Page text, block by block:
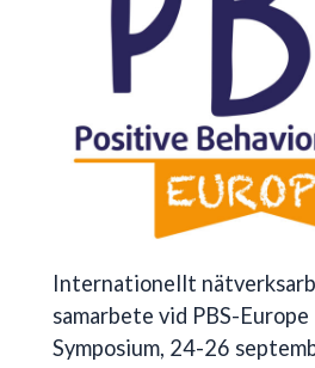
Internationellt
samarbete vid PBS-Europe
Symposium, 24-26